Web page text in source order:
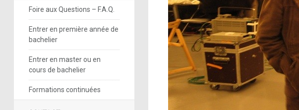
Foire aux Questions – F.A.Q.
Entrer en première année de
bachelier
Entrer en master ou en
cours de bachelier
Formations continuées